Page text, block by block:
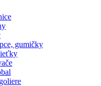
gumičky